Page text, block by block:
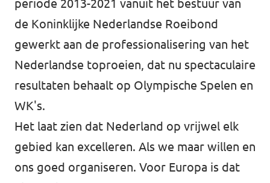
periode 2013-2021 vanuit het bestuur van
de Koninklijke Nederlandse Roeibond
gewerkt aan de professionalisering van het
Nederlandse toproeien, dat nu spectaculaire
resultaten behaalt op Olympische Spelen en
WK's.
Het laat zien dat Nederland op vrijwel elk
gebied kan excelleren. Als we maar willen en
ons goed organiseren. Voor Europa is dat